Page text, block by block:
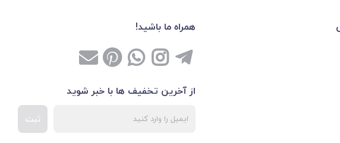
همراه ما باشید!
از آخرین تخفیف ها با خبر شوید
ثبت